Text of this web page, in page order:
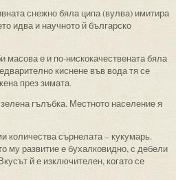
снежно бяла ципа (вулва) имитира
идва и научното й българско
масова е и по-нискокачествената бяла
киснене във вода тя се
през зимата.
гълъбка. Местното население я
количества сърнелата – кукумарь.
му развитие е бухалковидно, с дебели
й е изключителен, когато се